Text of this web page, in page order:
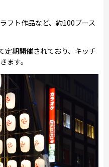
フト作品など、約100ブース
定期開催されており、キッチ
ます。